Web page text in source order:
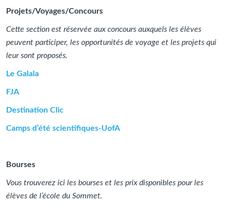
Projets/Voyages/Concours
Cette section est réservée aux concours auxquels les élèves
peuvent participer, les opportunités de voyage et les projets qui
leur sont proposés.
Le Galala
FJA
Destination Clic
Camps d’été scientifiques-UofA
Bourses
Vous trouverez ici les bourses et les prix disponibles pour les
élèves de l’école du Sommet.